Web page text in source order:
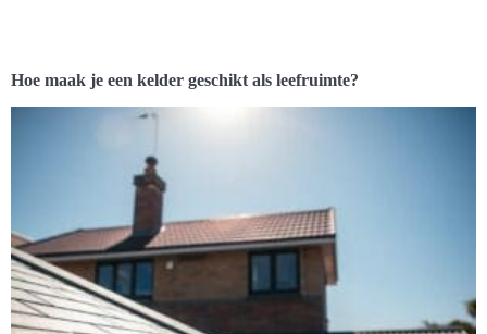
Hoe maak je een kelder geschikt als leefruimte?